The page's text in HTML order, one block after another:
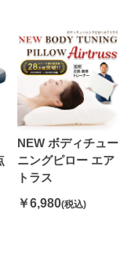
NEW ボディチュー
ニングピロー エア
トラス
￥6,980(税込)